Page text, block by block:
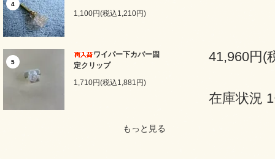
4
1,100円(税込1,210円)
5
ワイパー下カバー固
定クリップ
1,710円(税込1,881円)
もっと見る
41,960円(
在庫状況